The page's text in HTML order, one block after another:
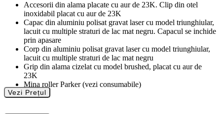
Accesorii din alama placate cu aur de 23K. Clip din otel
inoxidabil placat cu aur de 23K
Capac din aluminiu polisat gravat laser cu model triunghiular,
lacuit cu multiple straturi de lac mat negru. Capacul se inchide
prin apasare
Corp din aluminiu polisat gravat laser cu model triunghiular,
lacuit cu multiple straturi de lac mat negru
Grip din alama cizelat cu model brushed, placat cu aur de
23K
Mina roller Parker (vezi consumabile)
Vezi Prețul